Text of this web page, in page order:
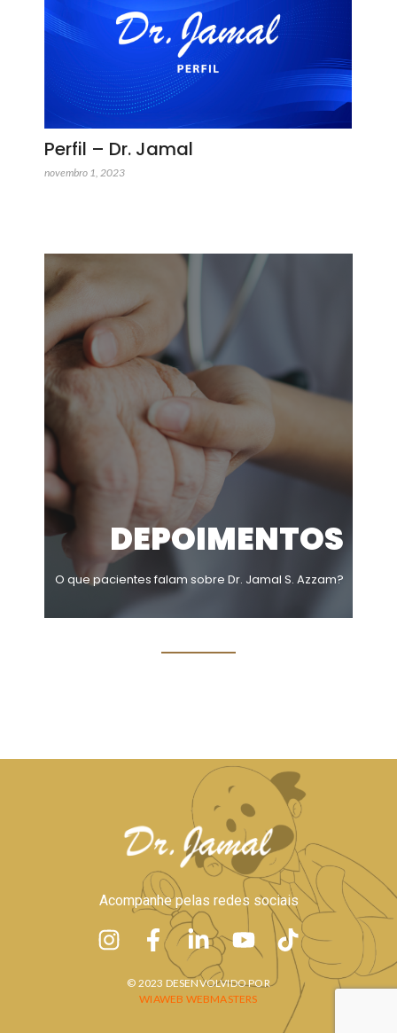
Perfil – Dr. Jamal
novembro 1, 2023
DEPOIMENTOS
O que pacientes falam sobre Dr. Jamal S. Azzam?
Acompanhe pelas redes sociais
© 2023 DESENVOLVIDO POR
WIAWEB WEBMASTERS